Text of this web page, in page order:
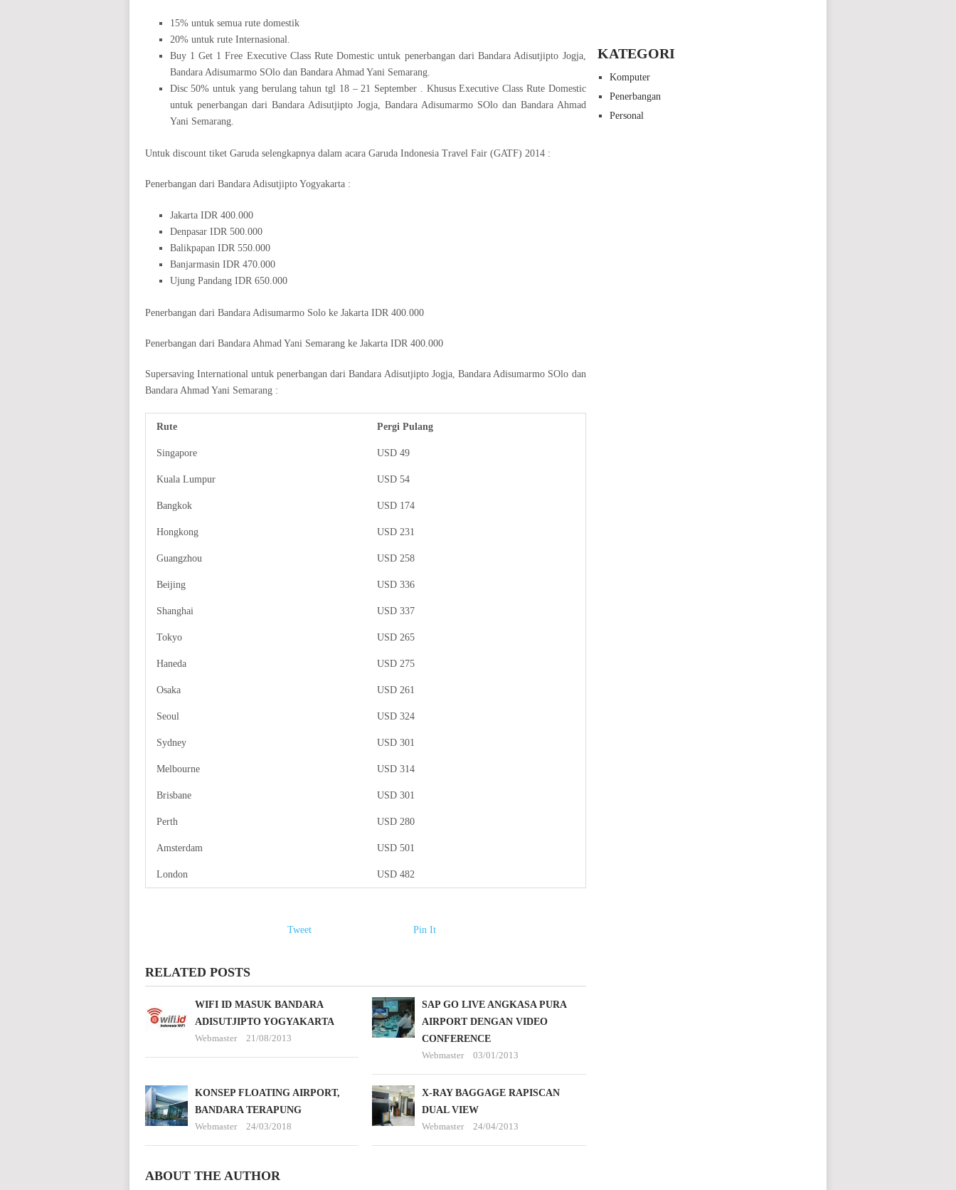
15% untuk semua rute domestik
20% untuk rute Internasional.
Buy 1 Get 1 Free Executive Class Rute Domestic untuk penerbangan dari Bandara Adisutjipto Jogja,
Bandara Adisumarmo SOlo dan Bandara Ahmad Yani Semarang.
Disc 50% untuk yang berulang tahun tgl 18 – 21 September . Khusus Executive Class Rute Domestic
untuk penerbangan dari Bandara Adisutjipto Jogja, Bandara Adisumarmo SOlo dan Bandara Ahmad
Yani Semarang.
Untuk discount tiket Garuda selengkapnya dalam acara Garuda Indonesia Travel Fair (GATF) 2014 :
Penerbangan dari Bandara Adisutjipto Yogyakarta :
Jakarta IDR 400.000
Denpasar IDR 500.000
Balikpapan IDR 550.000
Banjarmasin IDR 470.000
Ujung Pandang IDR 650.000
Penerbangan dari Bandara Adisumarmo Solo ke Jakarta IDR 400.000
Penerbangan dari Bandara Ahmad Yani Semarang ke Jakarta IDR 400.000
Supersaving International untuk penerbangan dari Bandara Adisutjipto Jogja, Bandara Adisumarmo SOlo dan
Bandara Ahmad Yani Semarang :
Rute Pergi Pulang
Singapore USD 49
Kuala Lumpur USD 54
Bangkok USD 174
Hongkong USD 231
Guangzhou USD 258
Beijing USD 336
Shanghai USD 337
Tokyo USD 265
Haneda USD 275
Osaka USD 261
Seoul USD 324
Sydney USD 301
Melbourne USD 314
Brisbane USD 301
Perth USD 280
Amsterdam USD 501
London USD 482
Tweet Pin It
RELATED POSTS
WIFI ID MASUK BANDARA
ADISUTJIPTO YOGYAKARTA
Webmaster
21/08/2013
SAP GO LIVE ANGKASA PURA
AIRPORT DENGAN VIDEO
CONFERENCE
Webmaster
03/01/2013
KONSEP FLOATING AIRPORT,
BANDARA TERAPUNG
Webmaster
24/03/2018
X-RAY BAGGAGE RAPISCAN
DUAL VIEW
Webmaster
24/04/2013
ABOUT THE AUTHOR
KATEGORI
Komputer
Penerbangan
Personal